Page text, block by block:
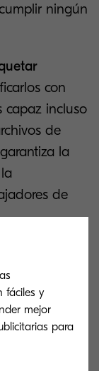
ningún
con
capaz incluso
de
la
de
fáciles y
mejor
para